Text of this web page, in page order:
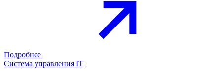
Подробнее
Система управления IT